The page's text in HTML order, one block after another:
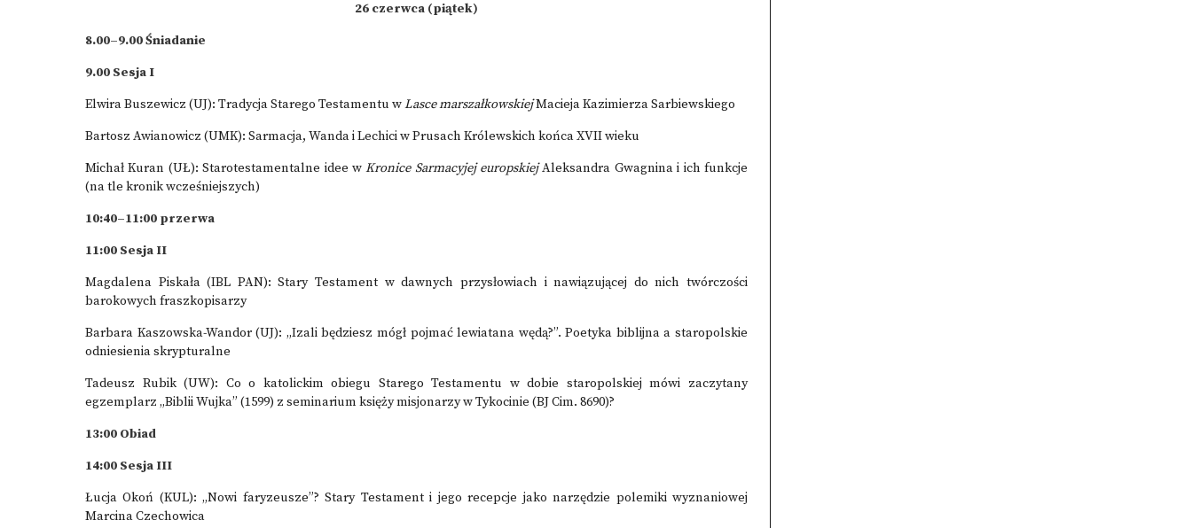
26 czerwca (piątek)
8.00–9.00 Śniadanie
9.00 Sesja I
Elwira Buszewicz (UJ): Tradycja Starego Testamentu wLasce marszałkowskiejMacieja Kazimierza Sarbiewskiego
Bartosz Awianowicz (UMK): Sarmacja, Wanda i Lechici w Prusach Królewskich końca XVII wieku
Michał Kuran (UŁ): Starotestamentalne idee wKronice Sarmacyjej europskiejAleksandra Gwagnina i ich funkcje
(na tle kronik wcześniejszych)
10:40–11:00 przerwa
11:00 Sesja II
Magdalena Piskała (IBL PAN): Stary Testament w dawnych przysłowiach i nawiązującej do nich twórczości
barokowych fraszkopisarzy
Barbara Kaszowska-Wandor (UJ): „Izali będziesz mógł pojmać lewiatana wędą?”. Poetyka biblijna a staropolskie
odniesienia skrypturalne
Tadeusz Rubik (UW): Co o katolickim obiegu Starego Testamentu w dobie staropolskiej mówi zaczytany
egzemplarz „Biblii Wujka” (1599) z seminarium księży misjonarzy w Tykocinie (BJ Cim. 8690)?
13:00 Obiad
14:00 Sesja III
Łucja Okoń (KUL): „Nowi faryzeusze”? Stary Testament i jego recepcje jako narzędzie polemiki wyznaniowej
Marcina Czechowica